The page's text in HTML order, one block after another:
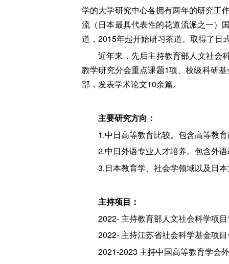
学的大学研究中心各拥有两年的研究工
流（日本最具代表性的花道流派之一）
道，2015年起开始研习茶道。取得了日
近年来，先后主持教育部人文社会
教学研究分会重点课题1项、校级科研
部，发表学术论文10余篇。
主要研究方向：
1.中日高等教育比较。包含高等教
2.中日外语专业人才培养。包含外
3.日本教育学、社会学领域以及日
主持项目：
2022- 主持教育部人文社会科学项
2022- 主持江苏省社会科学基金项
2021-2023 主持中国高等教育学会